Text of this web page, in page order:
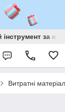
інструмент за
Витратні